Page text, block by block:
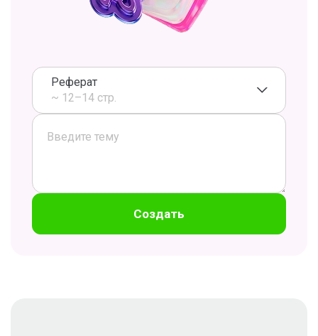
Реферат
~ 12–14 стр.
Создать